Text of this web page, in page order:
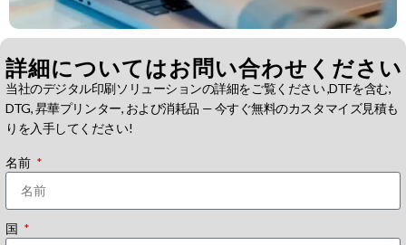
詳細についてはお問い合わせください
当社のデジタル印刷ソリューションの詳細をご覧ください ,DTFを含む,
DTG, 昇華プリンター, および消耗品 — 今すぐ無料のカスタマイズ見積も
りを入手してください!
名前
国